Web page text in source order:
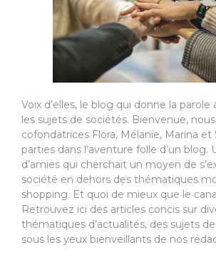
Voix d’elles, le blog qui donne la
les sujets de sociétés. Bienvenue,
cofondatrices Flora, Mélanie, Marina et
parties dans l’aventure folle d’un blog.
d’amies qui cherchait un moyen de
société en dehors des thématiques
shopping. Et quoi de mieux que le
Retrouvez ici des articles concis sur
thématiques d’actualités, des sujets
sous les yeux bienveillants de nos